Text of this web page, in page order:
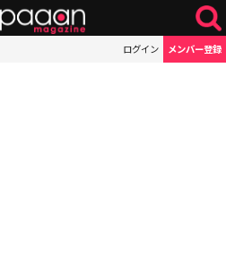
ログイン メンバー登録